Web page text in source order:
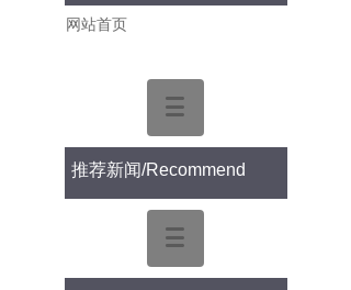
网站首页
推荐新闻/Recommend